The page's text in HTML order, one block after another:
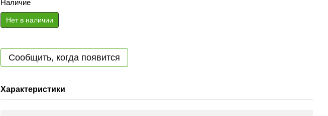
Наличие
Нет в наличии
Сообщить, когда появится
Характеристики